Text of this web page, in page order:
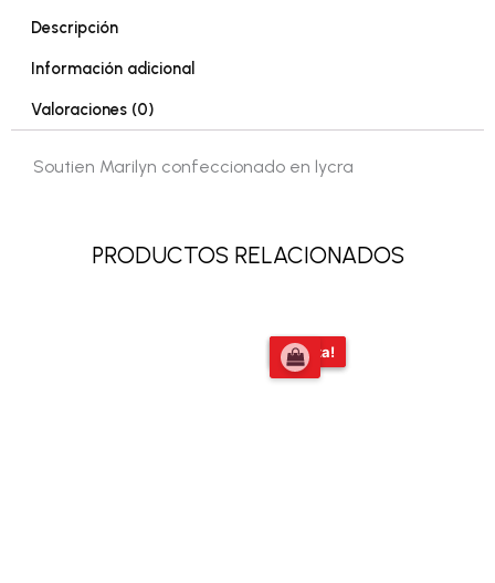
Descripción
Información adicional
Valoraciones (0)
Soutien Marilyn confeccionado en lycra
PRODUCTOS RELACIONADOS
¡Oferta!
¡Oferta!